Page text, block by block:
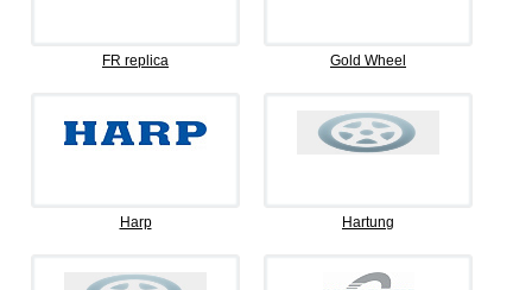
FR replica Gold Wheel
Harp Hartung